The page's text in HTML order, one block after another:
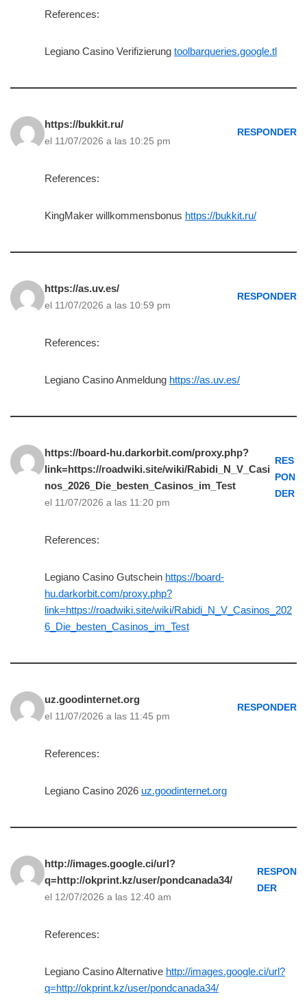
References:
Legiano Casino Verifizierung toolbarqueries.google.tl
https://bukkit.ru/
el 11/07/2026 a las 10:25 pm
RESPONDER
References:
KingMaker willkommensbonus https://bukkit.ru/
https://as.uv.es/
el 11/07/2026 a las 10:59 pm
RESPONDER
References:
Legiano Casino Anmeldung https://as.uv.es/
https://board-hu.darkorbit.com/proxy.php?
link=https://roadwiki.site/wiki/Rabidi_N_V_Casi
nos_2026_Die_besten_Casinos_im_Test
el 11/07/2026 a las 11:20 pm
RES
PON
DER
References:
Legiano Casino Gutschein https://board-
hu.darkorbit.com/proxy.php?
link=https://roadwiki.site/wiki/Rabidi_N_V_Casinos_202
6_Die_besten_Casinos_im_Test
uz.goodinternet.org
el 11/07/2026 a las 11:45 pm
RESPONDER
References:
Legiano Casino 2026 uz.goodinternet.org
http://images.google.ci/url?
q=http://okprint.kz/user/pondcanada34/
el 12/07/2026 a las 12:40 am
RESPON
DER
References:
Legiano Casino Alternative http://images.google.ci/url?
q=http://okprint.kz/user/pondcanada34/